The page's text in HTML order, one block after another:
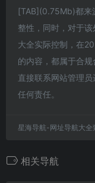
[TAB](0.75Mb)都来
整性，同时，对于
大全实际控制，在
的内容，都属于合
直接联系网站管理
任何责任。
星海导航-网址导航大全
相关导航